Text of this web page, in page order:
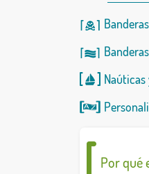
Naúticas
Por qué